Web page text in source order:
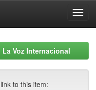
La Voz Internacional
to this item: